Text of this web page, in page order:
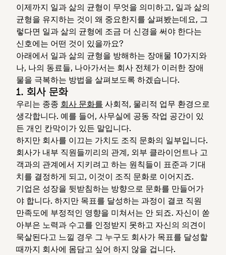
이제까지 일과 삶의 균형이 무엇을 의미하고, 일과 삶의
균형을 유지하는 것이 왜 중요한지를 살펴봤는데요, 그
렇다면 일과 삶의 균형에 조금 더 신경을 써야 한다는
신호에는 어떤 것이 있을까요?
아래에서 일과 삶의 균형을 방해하는 장애물 10가지와
나, 나의 동료들, 나아가서는 회사 전체가 이러한 장애
물을 극복하는 방법을 살펴보도록 하겠습니다.
1. 회사 문화
우리는 종종 회사 문화를 사회적, 물리적 업무 환경으로
생각합니다. 예를 들어, 사무실에 공동 작업 공간이 있
든 개인 칸막이가 있든 말입니다.
하지만 회사를 이끄는 가치도 조직 문화의 일부입니다.
회사가 내부 직원들끼리의 관계, 외부 클라이언트나 고
객과의 관계에서 지키려고 하는 원칙들이 표준과 기대
치를 결정하게 되고, 이것이 조직 문화로 이어지죠.
기업은 성장을 뒷받침하는 방향으로 문화를 만들어가
야 합니다. 하지만 목표를 달성하는 과정이 결코 직원
만족도에 부정적인 영향을 미쳐서는 안 되죠. 자신이 쏟
아부은 노력과 수고를 인정받지 못하고 자신의 의견이
묵살된다고 느낄 경우 그 누구도 회사가 목표를 달성할
때까지 회사에 몸담고 싶어 하지 않을 겁니다.